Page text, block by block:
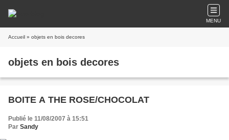
MENU
Accueil » objets en bois decores
objets en bois decores
BOITE A THE ROSE/CHOCOLAT
Publié le 11/08/2007 à 15:51
Par Sandy